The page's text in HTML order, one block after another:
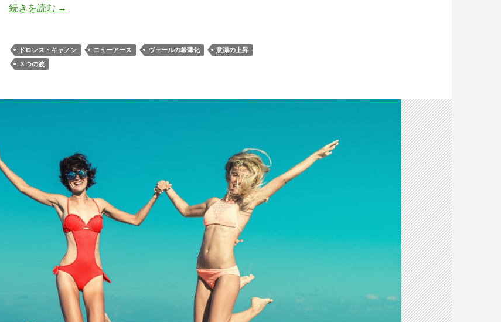
続きを読む ”アセンションの３つの波の成長と現在のステージ”
→
ドロレス・キャノン ニューアース ヴェールの希薄化
意識の上昇
３つの波